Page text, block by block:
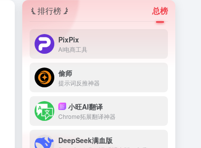
排行榜 总榜
PixPix
AI电商工具
偷师
提示词反推神器
新 小旺AI翻译
Chrome拓展翻译神器
DeepSeek满血版